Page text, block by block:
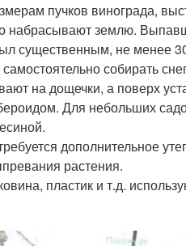
пучков винограда,
набрасывают землю.
существенным, не менее
собирать
на дощечки, а поверх
Для небольших
дополнительное
растения.
пластик и т.д.